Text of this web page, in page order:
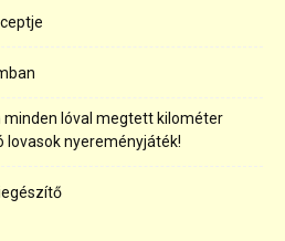
minden lóval megtett kilométer
lovasok nyereményjáték!